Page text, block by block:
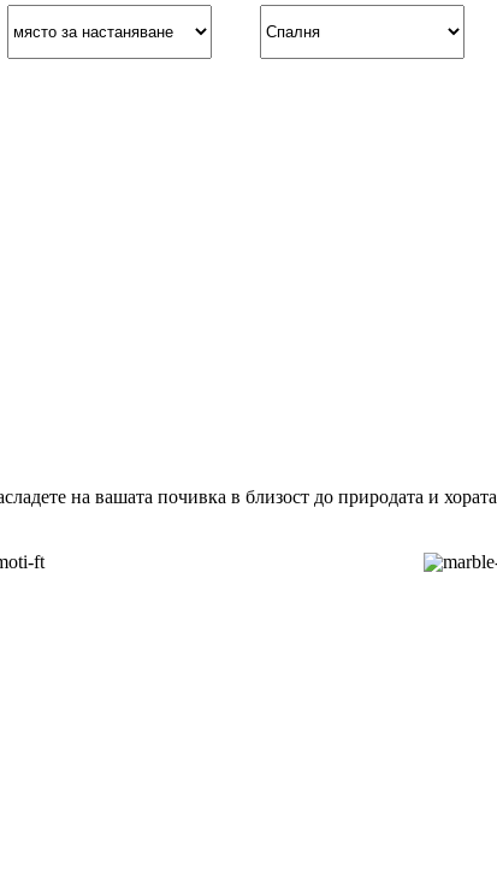
на вашата почивка в близост до природата и хората